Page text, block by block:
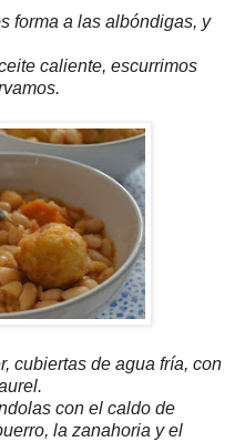
forma a las albóndigas, y
caliente, escurrimos
cubiertas de agua fría, con
con el caldo de
la zanahoria y el